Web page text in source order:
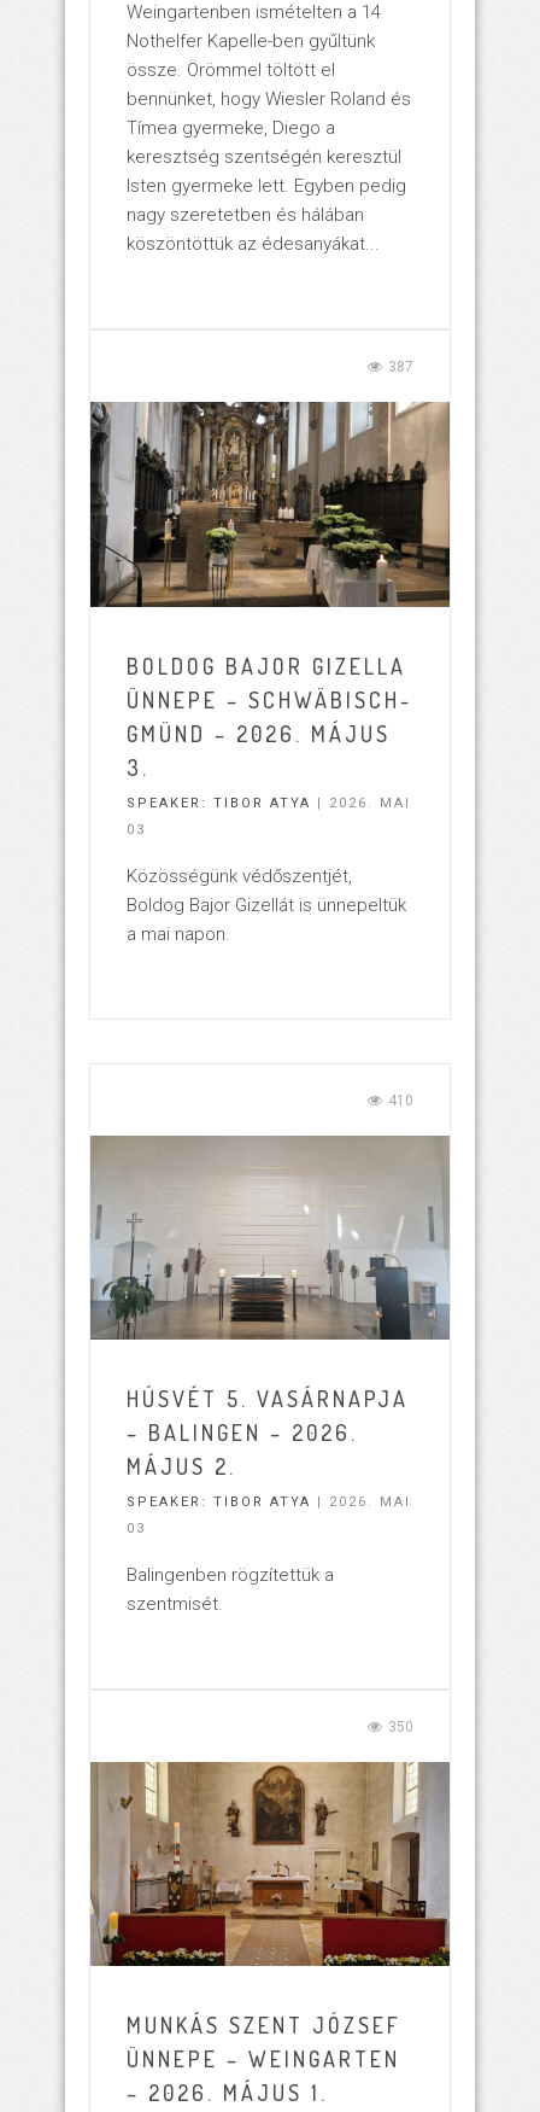
Weingartenben ismételten a 14
Nothelfer Kapelle-ben gyűltünk
össze. Örömmel töltött el
bennünket, hogy Wiesler Roland és
Tímea gyermeke, Diego a
keresztség szentségén keresztül
Isten gyermeke lett. Egyben pedig
nagy szeretetben és hálában
köszöntöttük az édesanyákat...
387
BOLDOG BAJOR GIZELLA
ÜNNEPE – SCHWÄBISCH-
GMÜND – 2026. MÁJUS
3.
SPEAKER: TIBOR ATYA
| 2026. MAI
03
Közösségünk védőszentjét,
Boldog Bajor Gizellát is ünnepeltük
a mai napon.
410
HÚSVÉT 5. VASÁRNAPJA
– BALINGEN – 2026.
MÁJUS 2.
SPEAKER: TIBOR ATYA
| 2026. MAI
03
Balingenben rögzítettük a
szentmisét.
350
MUNKÁS SZENT JÓZSEF
ÜNNEPE – WEINGARTEN
– 2026. MÁJUS 1.